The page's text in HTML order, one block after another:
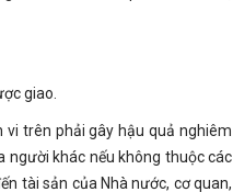
giao.
trên phải gây hậu quả nghiêm
người khác nếu không thuộc các
tài sản của Nhà nước, cơ quan,